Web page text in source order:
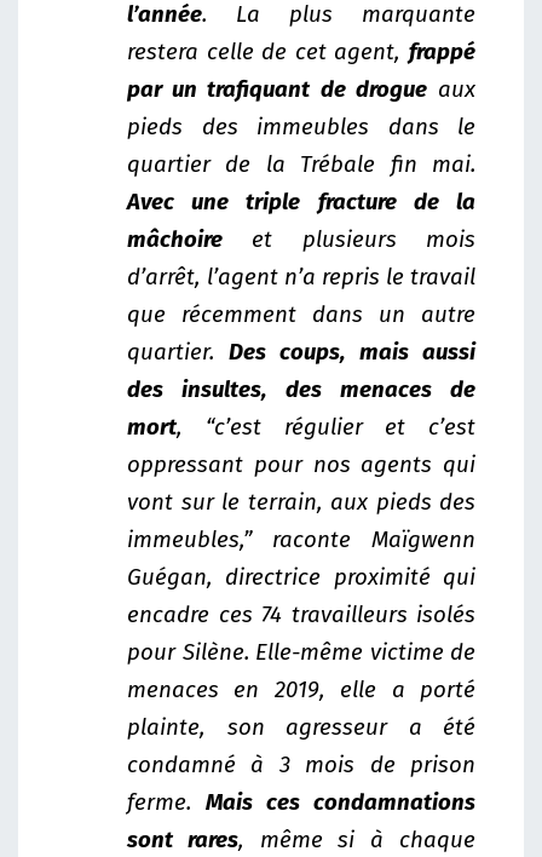
l’année. La plus marquante
restera celle de cet agent, frappé
par un trafiquant de drogueaux
pieds des immeubles dans le
quartier de la Trébale fin mai.
Avec une triple fracture de la
mâchoire et plusieurs mois
d’arrêt, l’agent n’a repris le travail
que récemment dans un autre
quartier. Des coups, mais aussi
des insultes, des menaces de
mort, “c’est régulier et c’est
oppressant pour nos agents qui
vont sur le terrain, aux pieds des
immeubles,” raconte Maïgwenn
Guégan, directrice proximité qui
encadre ces 74 travailleurs isolés
pour Silène. Elle-même victime de
menaces en 2019, elle a porté
plainte, son agresseur a été
condamné à 3 mois de prison
ferme. Mais ces condamnations
sont rares, même si à chaque